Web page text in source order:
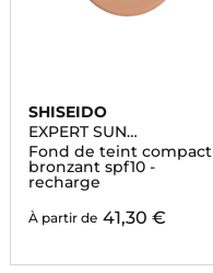
SHISEIDO
EXPERT SUN
PROTECTOR
Fond de teint compact
bronzant spf10 -
recharge
À partir de 41,30 €